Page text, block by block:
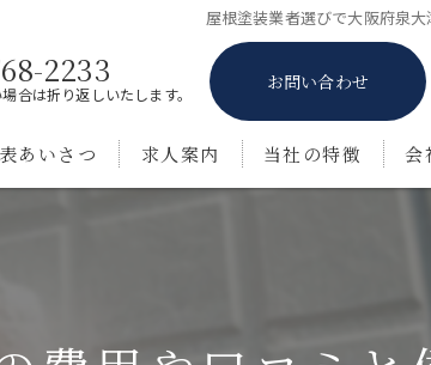
屋根塗装業者選びで大阪府泉
2233
合は折り返しいたします。
お問い合わせ
あいさつ 求人案内 当社の特徴
茨木市の外壁塗装
会